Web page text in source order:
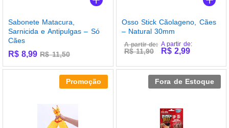
Sabonete Matacura,
Sarnicida e Antipulgas – Só
Cães
R$ 8,99 R$11,50
Osso Stick Cãolageno, Cães
– Natural 30mm
A partir de:
R$11,90
A partir de:
R$2,99
Promoção Fora de Estoque